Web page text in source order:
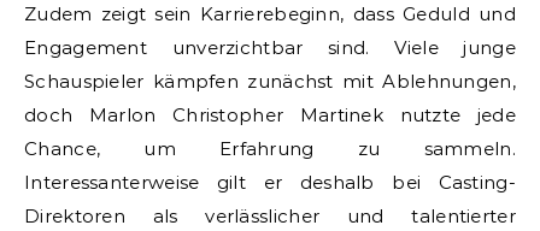
Zudem zeigt sein Karrierebeginn, dass Geduld und
Engagement unverzichtbar sind. Viele junge
Schauspieler kämpfen zunächst mit Ablehnungen,
doch Marlon Christopher Martinek nutzte jede
Chance, um Erfahrung zu sammeln.
Interessanterweise gilt er deshalb bei Casting-
Direktoren als verlässlicher und talentierter